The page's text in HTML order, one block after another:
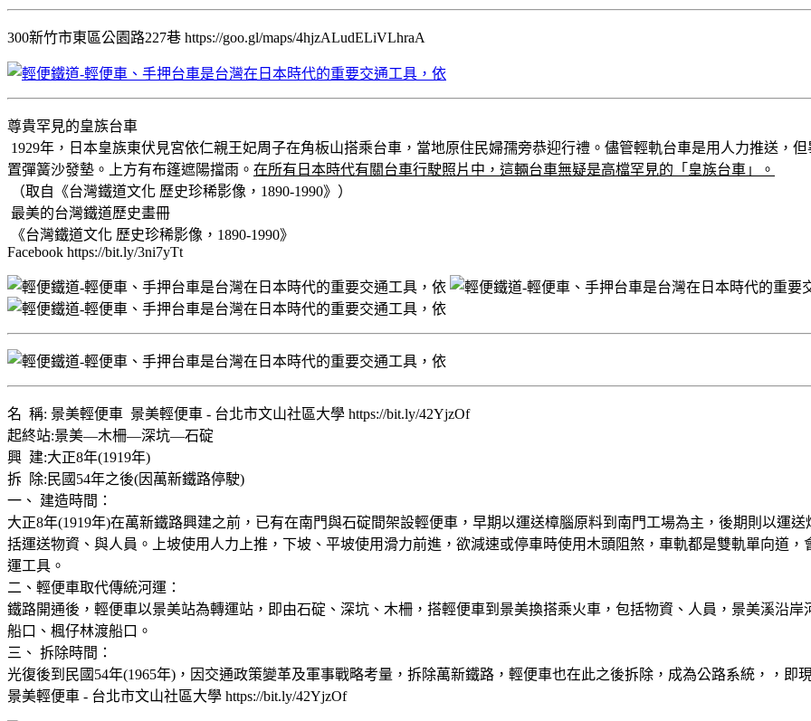
300新竹市東區公園路227巷 https://goo.gl/maps/4hjzALudELiVLhraA
尊貴罕見的皇族台車
1929年，日本皇族東伏見宮依仁親王妃周子在角板山搭乘台車，當地原住民婦孺旁恭迎行禮。儘管輕軌台車是用人力推送，
置彈簧沙發墊。上方有布篷遮陽擋雨。 在所有日本時代有關台車行駛照片中，這輛台車無疑是高檔罕見的「皇族台車」。
（取自《台灣鐵道文化 歷史珍稀影像，1890-1990》）
最美的台灣鐵道歷史畫冊
《台灣鐵道文化 歷史珍稀影像，1890-1990》
Facebook https://bit.ly/3ni7yTt
名 稱: 景美輕便車 景美輕便車 - 台北市文山社區大學 https://bit.ly/42YjzOf
起終站:景美—木柵—深坑—石碇
興 建:大正8年(1919年)
拆 除:民國54年之後(因萬新鐵路停駛)
一、 建造時間：
大正8年(1919年)在萬新鐵路興建之前，已有在南門與石碇間架設輕便車，早期以運送樟腦原料到南門工場為主，後期則以運
括運送物資、與人員。上坡使用人力上推，下坡、平坡使用滑力前進，欲減速或停車時使用木頭阻煞，車軌都是雙軌單向道
運工具。
二、輕便車取代傳統河運：
鐵路開通後，輕便車以景美站為轉運站，即由石碇、深坑、木柵，搭輕便車到景美換搭乘火車，包括物資、人員，景美溪沿
船口、楓仔林渡船口。
三、 拆除時間：
光復後到民國54年(1965年)，因交通政策變革及軍事戰略考量，拆除萬新鐵路，輕便車也在此之後拆除，成為公路系統，，即
景美輕便車 - 台北市文山社區大學 https://bit.ly/42YjzOf